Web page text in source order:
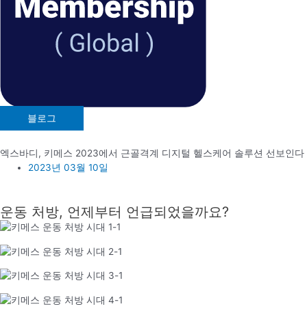
블로그
엑스바디, 키메스 2023에서 근골격계 디지털 헬스케어 솔루션 선보인다
2023년 03월 10일
운동 처방, 언제부터 언급되었을까요?